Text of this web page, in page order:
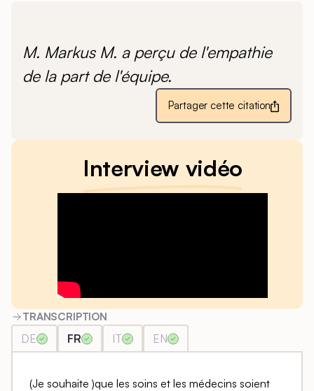
M. Markus M. a perçu de l'empathie
de la part de l'équipe.
Partager cette citation
Interview vidéo
TRANSCRIPTION
DE FR IT EN
(Je souhaite )que les soins et les médecins soient